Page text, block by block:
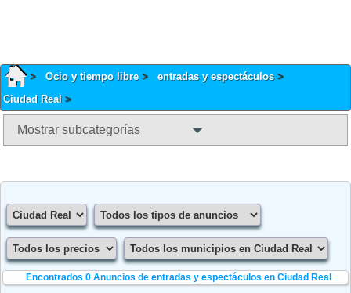
Ocio y tiempo libre
entradas y espectáculos
Ciudad Real
Mostrar subcategorías
Encontrados 0Anuncios de entradas y espectáculos en Ciudad Real